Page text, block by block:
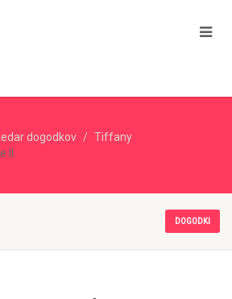
dogodkov
Tiffany
DOGODKI